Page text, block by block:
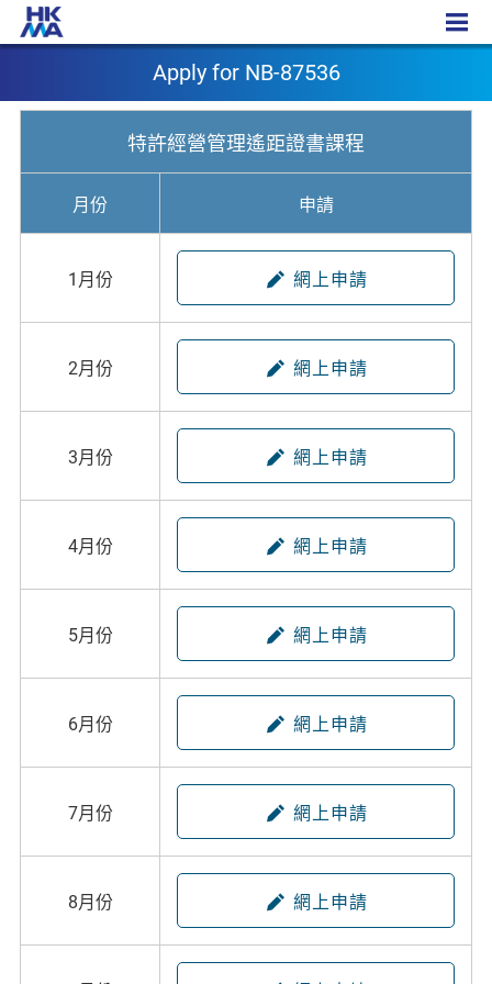
Apply for NB-87536
Apply for NB-87536
特許經營管理遙距證書課程
月份 申請
1月份 網上申請
2月份 網上申請
3月份 網上申請
4月份 網上申請
5月份 網上申請
6月份 網上申請
7月份 網上申請
8月份 網上申請